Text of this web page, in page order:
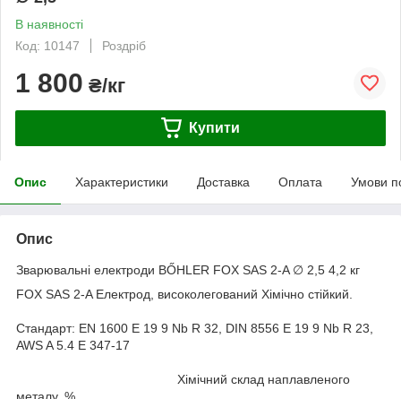
В наявності
Код: 10147
Роздріб
1 800 ₴/кг
Купити
Опис Характеристики Доставка Оплата Умови
Опис
Зварювальні електроди BŐHLER FOX SAS 2-A ∅ 2,5 4,2 кг
FOX SAS 2-A Електрод, високолегований Хімічно стійкий.
Стандарт: EN 1600 E 19 9 Nb R 32, DIN 8556 E 19 9 Nb R 23,
AWS A 5.4 E 347-17
Хімічний склад наплавленого
металу, %